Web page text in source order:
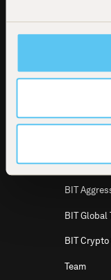
10179 Berlin
BIT
BIT
BIT Global
BIT
BIT
BIT
Team